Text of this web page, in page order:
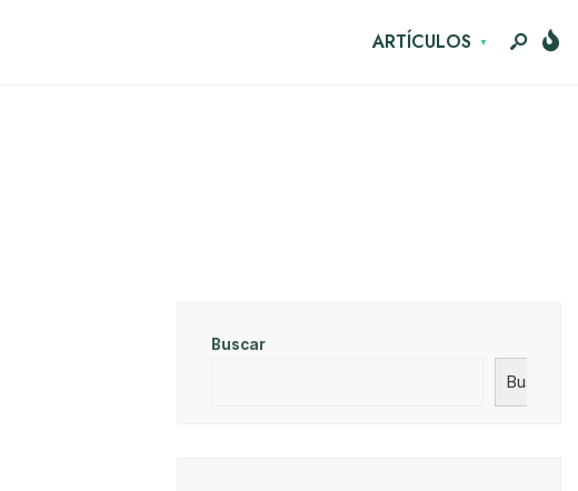
ARTÍCULOS
Buscar
Buscar